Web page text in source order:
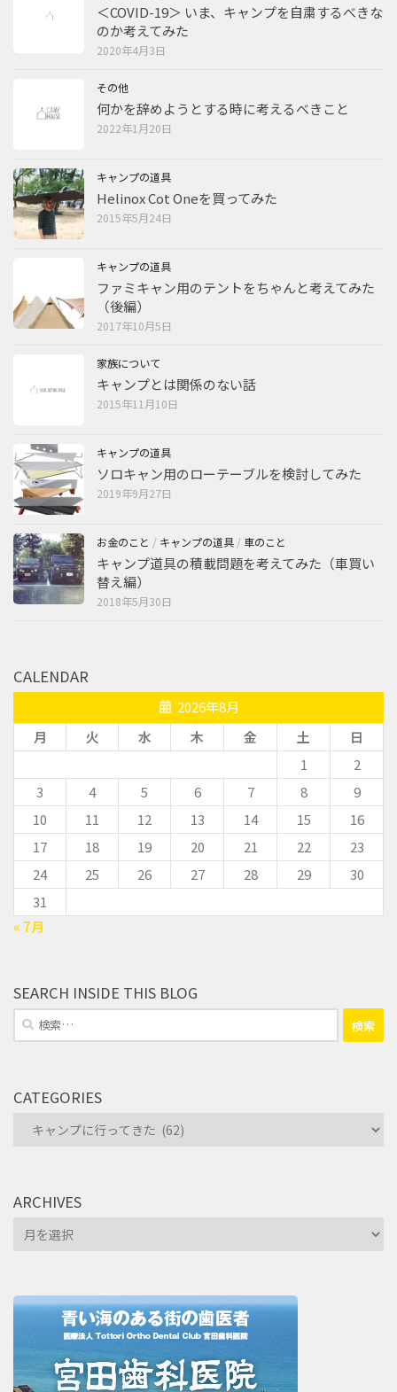
＜COVID-19＞ いま、キャンプを自粛するべきな
のか考えてみた
2020年4月3日
その他
何かを辞めようとする時に考えるべきこと
2022年1月20日
キャンプの道具
Helinox Cot Oneを買ってみた
2015年5月24日
キャンプの道具
ファミキャン用のテントをちゃんと考えてみた
（後編）
2017年10月5日
家族について
キャンプとは関係のない話
2015年11月10日
キャンプの道具
ソロキャン用のローテーブルを検討してみた
2019年9月27日
お金のこと / キャンプの道具 / 車のこと
キャンプ道具の積載問題を考えてみた（車買い
替え編）
2018年5月30日
CALENDAR
2026年8月
月
火 水 木 金 土
日
1
2
3
4 5 6 7 8
9
10
11 12 13 14 15
16
17
18 19 20 21 22
23
24
25 26 27 28 29
30
31
« 7月
SEARCH INSIDE THIS BLOG
検
索:
CATEGORIES
Categories
ARCHIVES
Archives